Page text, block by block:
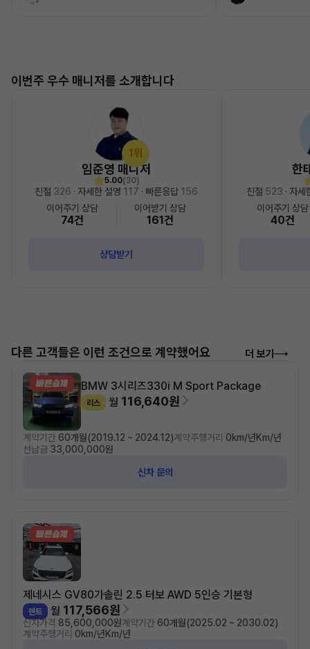
이번주 우수 매니저를 소개합니다
1위
임준영 매니저
5.00(30)
친절 326 · 자세한 설명 117 · 빠른응답 156
이어주기 상담
74건
이어받기 상담
161건
상담받기
한
친절 523 · 자
이어주기 상담
40건
다른 고객들은 이런 조건으로 계약했어요 더 보기
BMW 3시리즈330i M Sport Package
리스 월 116,640원
계약기간 60개월(2019.12 ~ 2024.12)계약주행거리 0km/년Km/년
선납금 33,000,000원
신차 문의
제네시스 GV80가솔린 2.5 터보 AWD 5인승 기본형
렌트 월 117,566원
신차가격 85,600,000원계약기간 60개월(2025.02 ~ 2030.02)
계약주행거리 0km/년Km/년